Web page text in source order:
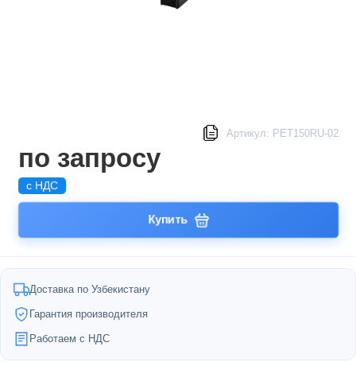
Артикул: PET150RU-02
по запросу
с НДС
Купить
Доставка по Узбекистану
Гарантия производителя
Работаем с НДС